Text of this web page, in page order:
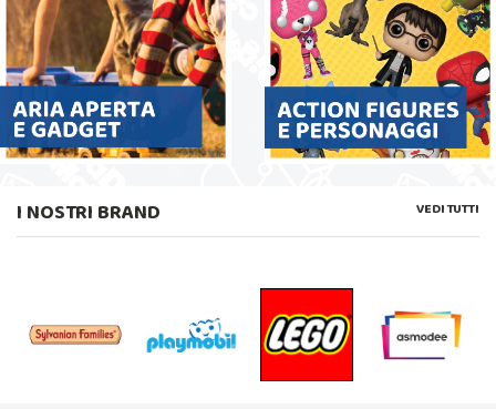
I NOSTRI BRAND VEDI TUTTI